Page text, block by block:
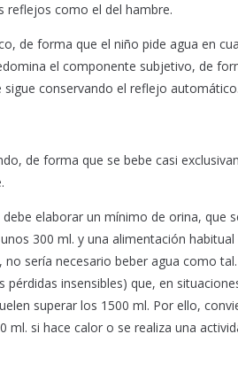
reflejos como el del hambre.
de forma que el niño pide agua en
el componente subjetivo, de
conservando el reflejo automático.
de forma que se bebe casi
elaborar un mínimo de orina, que
300 ml. y una alimentación
sería necesario beber agua como
insensibles) que, en
superar los 1500 ml. Por ello,
si hace calor o se realiza una